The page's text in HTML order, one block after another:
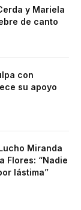
y Mariela
de canto
con
su apoyo
Miranda
Flores: “Nadie
lástima”